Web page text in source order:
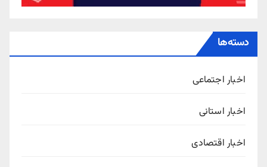
دسته‌ها
اخبار اجتماعی
اخبار استانی
اخبار اقتصادی